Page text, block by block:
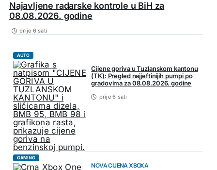
Najavljene radarske kontrole u BiH za
08.08.2026. godine
prije 6 sati
AUTO
Cijene goriva u Tuzlanskom kantonu
(TK): Pregled najjeftinijih pumpi po
gradovima za 08.08.2026. godine
prije 6 sati
GAMING
NOVA CIJENA XBOXA